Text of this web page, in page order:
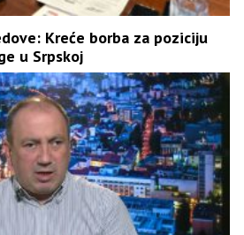
Kreće borba za poziciju
u Srpskoj